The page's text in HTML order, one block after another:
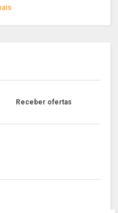
Receber ofertas